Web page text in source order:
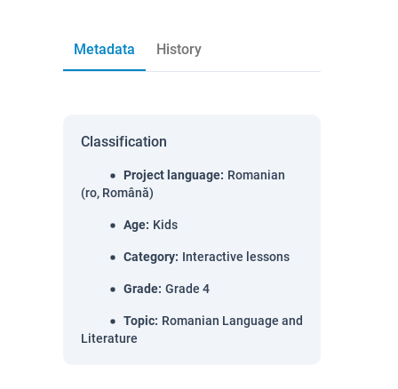
Metadata History
Classification
Project language: Romanian
(ro, Română)
Age: Kids
Category: Interactive lessons
Grade: Grade 4
Topic: Romanian Language and
Literature